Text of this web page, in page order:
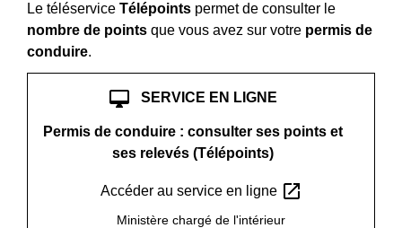
Le téléservice Télépoints permet de consulter le
nombre de points que vous avez sur votre permis de
conduire.
desktop_mac SERVICE EN LIGNE
Permis de conduire : consulter ses points et
ses relevés (Télépoints)
Accéder au service en ligne open_in_new
Ministère chargé de l'intérieur